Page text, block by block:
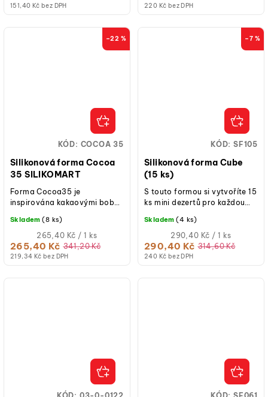
151,40 Kč bez DPH 220 Kč bez DPH
–22 %
Silikonová forma Cocoa
35 SILIKOMART
219,34 Kč bez DPH
265,40 Kč 341,20 Kč
Měrná
cena:
265,40 Kč / 1 ks
Skladem (8 ks)
Forma Cocoa35 je
inspirována kakaovými boby,
nejoblíbenějších ingrediencí
na světě:...
KÓD: COCOA 35
–7 %
Silikonová forma Cube
(15 ks)
240 Kč bez DPH
290,40 Kč 314,60 Kč
Měrná
cena:
290,40 Kč / 1 ks
Skladem (4 ks)
S touto formou si vytvoříte 15
ks mini dezertů pro každou
KÓD: SF105